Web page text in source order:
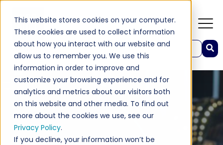
This website stores cookies on your computer.
These cookies are used to collect information
about how you interact with our website and
allow us to remember you. We use this
information in order to improve and
customize your browsing experience and for
analytics and metrics about our visitors both
on this website and other media. To find out
more about the cookies we use, see our
Privacy Policy.
If you decline, your information won’t be
Ez egy automatikus javaslat funkcióval rendelkező keresőmező.
Nincs javaslat, mert üres a keresőmező.